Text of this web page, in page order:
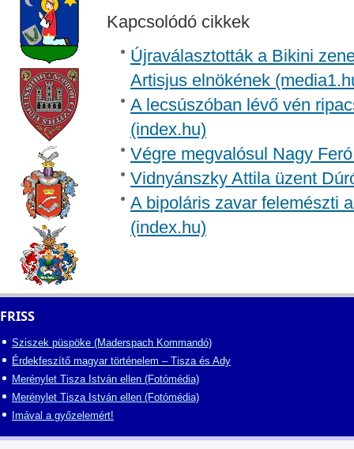
Kapcsolódó cikkek
Újraválasztották a Bikini
Artisjus elnökének
A lecsúszóban lévő vén
(index.hu)
Végre megvalósul Nagy
Vidnyánszky Attila üzent
A bipoláris zavar felemészti
(index.hu)
FRISS
Sziszek püspöke (Maderspach Kommandó)
Érdekfeszítő magyar történelem – Tisza és Ady
Merénylet Tisza István ellen (Fotómédia)
Merénylet Tisza István ellen (Fotómédia)
Imával a győzelemért!